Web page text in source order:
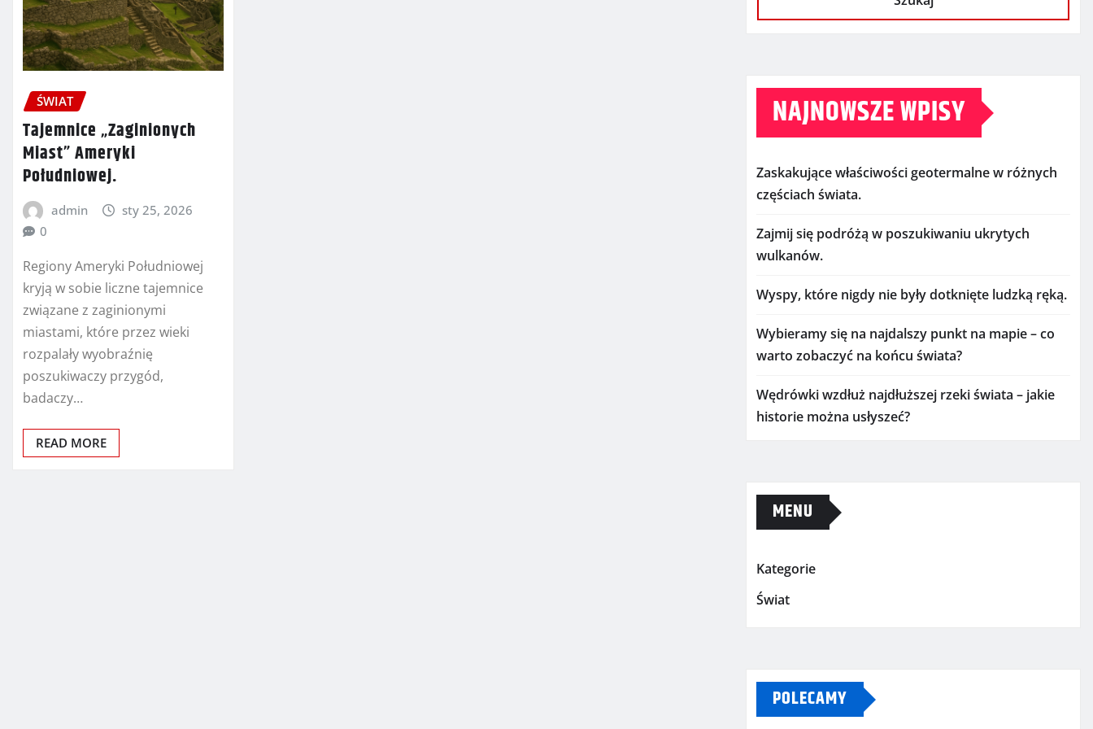
ŚWIAT
Tajemnice „Zaginionych
Miast” Ameryki
Południowej.
admin
sty 25, 2026
0
Regiony Ameryki Południowej
kryją w sobie liczne tajemnice
związane z zaginionymi
miastami, które przez wieki
rozpalały wyobraźnię
poszukiwaczy przygód,
badaczy…
READ MORE
NAJNOWSZE WPISY
Zaskakujące właściwości geotermalne w różnych
częściach świata.
Zajmij się podróżą w poszukiwaniu ukrytych
wulkanów.
Wyspy, które nigdy nie były dotknięte ludzką ręką.
Wybieramy się na najdalszy punkt na mapie – co
warto zobaczyć na końcu świata?
Wędrówki wzdłuż najdłuższej rzeki świata – jakie
historie można usłyszeć?
MENU
Kategorie
Świat
POLECAMY